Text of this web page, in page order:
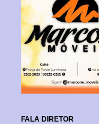
FALA DIRETOR